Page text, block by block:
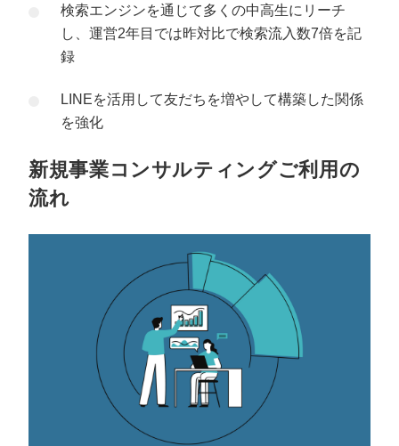
検索エンジンを通じて多くの中高生にリーチ
し、運営2年目では昨対比で検索流入数7倍を記
録
LINEを活用して友だちを増やして構築した関係
を強化
新規事業コンサルティングご利用の
流れ